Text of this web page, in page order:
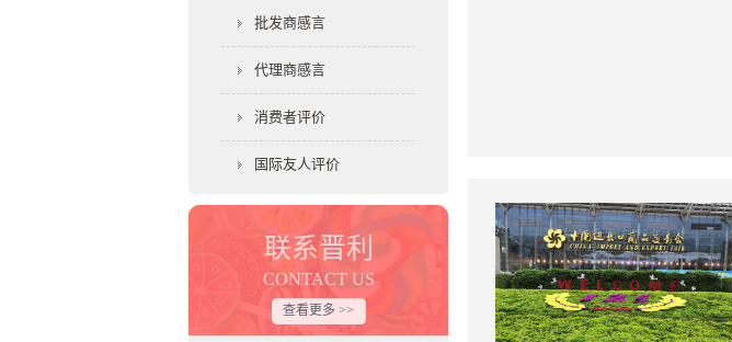
批发商感言
代理商感言
消费者评价
国际友人评价
联系晋利
CONTACT US
查看更多 >>